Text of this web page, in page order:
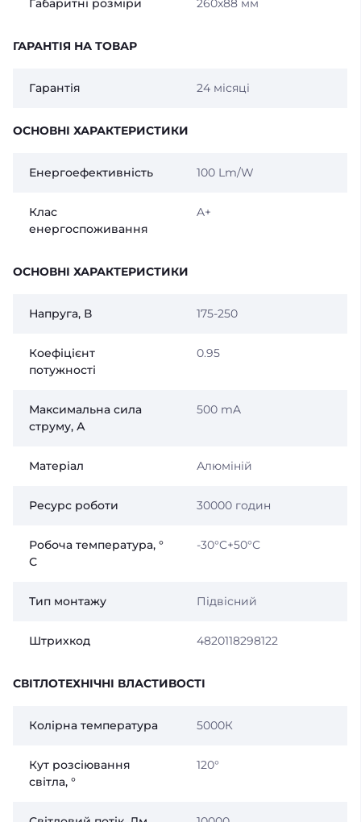
ГАРАНТІЯ НА ТОВАР
Гарантія 24 місяці
ОСНОВНІ ХАРАКТЕРИСТИКИ
Енергоефективність 100 Lm/W
Клас
енергоспоживання
A+
ОСНОВНІ ХАРАКТЕРИСТИКИ
Напруга, В 175-250
Коефіцієнт
потужності
0.95
Максимальна сила
струму, А
500 mA
Матеріал Алюміній
Ресурс роботи 30000 годин
Робоча температура, °
С
-30°C+50°С
Тип монтажу Підвісний
Штрихкод 4820118298122
СВІТЛОТЕХНІЧНІ ВЛАСТИВОСТІ
Колірна температура 5000К
Кут розсіювання
світла, °
120°